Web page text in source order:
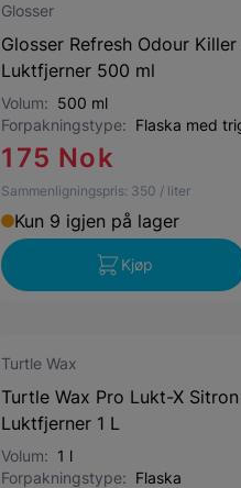
Glosser
Glosser Refresh Odour
Luktfjerner 500 ml
Volum: 500 ml
Forpakningstype: Flaska med
175 Nok
Sammenligningspris: 350 / liter
Kun 9 igjen på lager
Kjøp
Turtle Wax
Turtle Wax Pro Lukt-X
Luktfjerner 1 L
Volum: 1 l
Forpakningstype: Flaska